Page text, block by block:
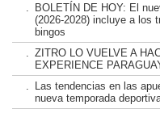
BOLETÍN DE HOY: El
(2026-2028) incluye a los
bingos
ZITRO LO VUELVE A
EXPERIENCE
Las tendencias en las
nueva temporada